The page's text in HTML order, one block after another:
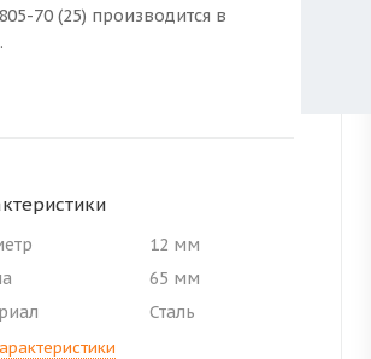
70 (25) производится в
12 мм
65 мм
Сталь